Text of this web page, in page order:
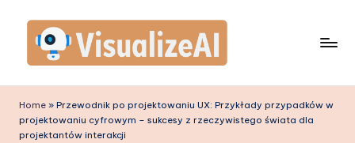
content
is
u
Home » Przewodnik po projektowaniu UX: Przykłady przypadków w
projektowaniu cyfrowym – sukcesy z rzeczywistego świata dla
projektantów interakcji